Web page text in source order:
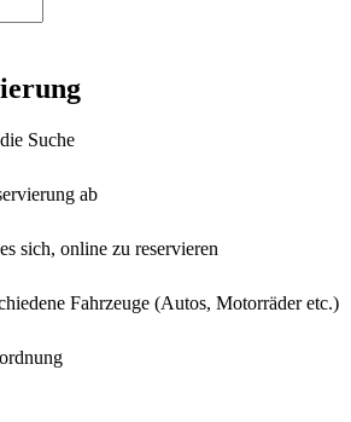
Suche
ab
sich, online zu reservieren
Fahrzeuge (Autos, Motorräder etc.)